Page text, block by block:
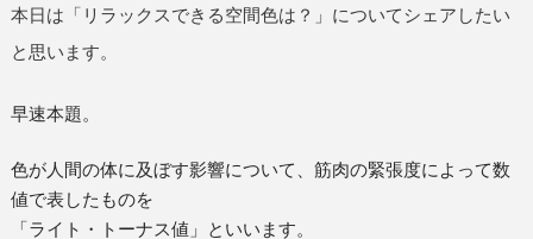
本日は「リラックスできる空間色は？」についてシェアしたい
と思います。
早速本題。
色が人間の体に及ぼす影響について、筋肉の緊張度によって数
値で表したものを
「ライト・トーナス値」といいます。